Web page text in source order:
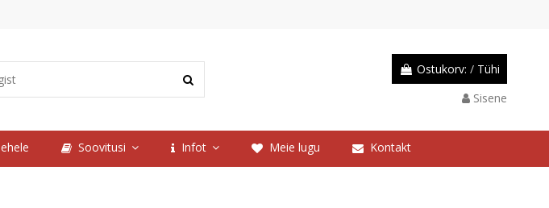
Ostukorv: / Tühi
Sisene
Soovitusi Infot Meie lugu Kontakt